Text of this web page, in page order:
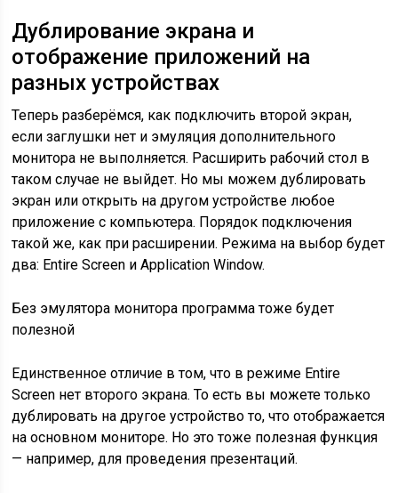
Дублирование экрана и
отображение приложений на
разных устройствах
Теперь разберёмся, как подключить второй экран,
если заглушки нет и эмуляция дополнительного
монитора не выполняется. Расширить рабочий стол в
таком случае не выйдет. Но мы можем дублировать
экран или открыть на другом устройстве любое
приложение с компьютера. Порядок подключения
такой же, как при расширении. Режима на выбор будет
два: Entire Screen и Application Window.
Без эмулятора монитора программа тоже будет
полезной
Единственное отличие в том, что в режиме Entire
Screen нет второго экрана. То есть вы можете только
дублировать на другое устройство то, что отображается
на основном мониторе. Но это тоже полезная функция
— например, для проведения презентаций.